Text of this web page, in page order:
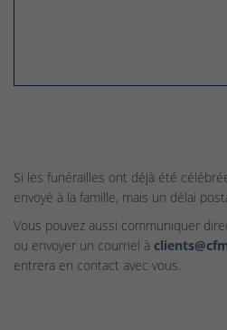
Si les funérailles ont déjà été
envoyé à la famille, mais un délai
Vous pouvez aussi communiquer
ou envoyer un courriel à
entrera en contact avec vous.